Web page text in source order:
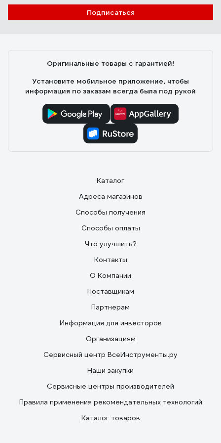
RTWX-F 100
все самому. Присутствует тэн 2 кВ, но как с ним
Подписаться
Оригинальные товары с гарантией!
Установите мобильное приложение, чтобы
информация по заказам всегда была под рукой
Каталог
Адреса магазинов
Способы получения
Способы оплаты
Что улучшить?
Контакты
О Компании
Поставщикам
Партнерам
Информация для инвесторов
Организациям
Сервисный центр ВсеИнструменты.ру
Наши закупки
Сервисные центры производителей
Правила применения рекомендательных технологий
Каталог товаров